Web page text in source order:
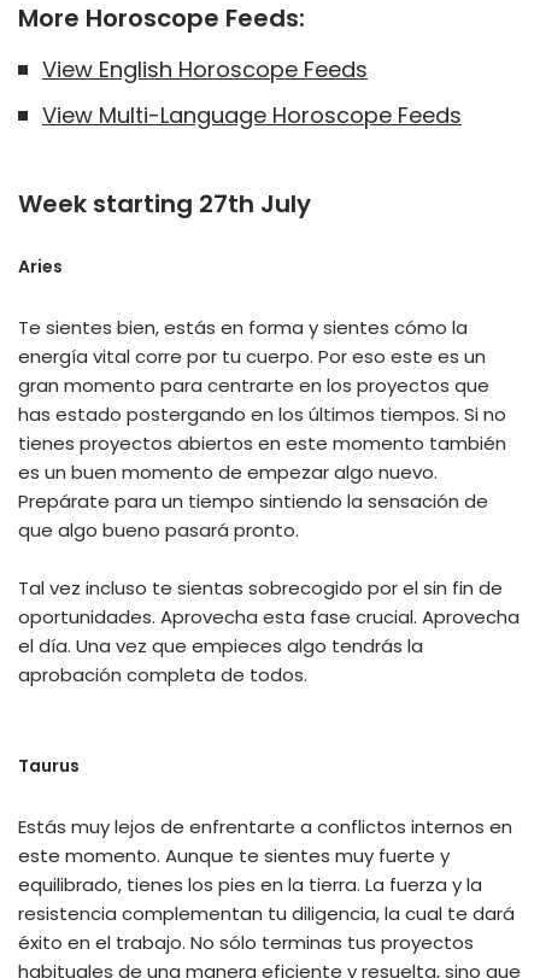
More Horoscope Feeds:
View English Horoscope Feeds
View Multi-Language Horoscope Feeds
Week starting 27th July
Aries
Te sientes bien, estás en forma y sientes cómo la
energía vital corre por tu cuerpo. Por eso este es un
gran momento para centrarte en los proyectos que
has estado postergando en los últimos tiempos. Si no
tienes proyectos abiertos en este momento también
es un buen momento de empezar algo nuevo.
Prepárate para un tiempo sintiendo la sensación de
que algo bueno pasará pronto.
Tal vez incluso te sientas sobrecogido por el sin fin de
oportunidades. Aprovecha esta fase crucial. Aprovecha
el día. Una vez que empieces algo tendrás la
aprobación completa de todos.
Taurus
Estás muy lejos de enfrentarte a conflictos internos en
este momento. Aunque te sientes muy fuerte y
equilibrado, tienes los pies en la tierra. La fuerza y la
resistencia complementan tu diligencia, la cual te dará
éxito en el trabajo. No sólo terminas tus proyectos
habituales de una manera eficiente y resuelta, sino que